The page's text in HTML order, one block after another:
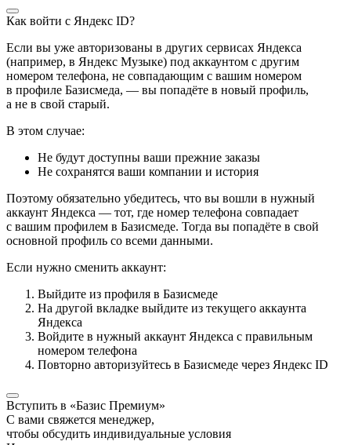
Как войти с Яндекс ID?
Если вы уже авторизованы в других сервисах Яндекса
(например, в Яндекс Музыке) под аккаунтом с другим
номером телефона, не совпадающим с вашим номером
в профиле Базисмеда, — вы попадёте в новый профиль,
а не в свой старый.
В этом случае:
Не будут доступны ваши прежние заказы
Не сохранятся ваши компании и история
Поэтому обязательно убедитесь, что вы вошли в нужный
аккаунт Яндекса — тот, где номер телефона совпадает
с вашим профилем в Базисмеде. Тогда вы попадёте в свой
основной профиль со всеми данными.
Если нужно сменить аккаунт:
Выйдите из профиля в Базисмеде
На другой вкладке выйдите из текущего аккаунта
Яндекса
Войдите в нужный аккаунт Яндекса с правильным
номером телефона
Повторно авторизуйтесь в Базисмеде через Яндекс ID
Вступить в «Базис Премиум»
С вами свяжется менеджер,
чтобы обсудить индивидуальные условия